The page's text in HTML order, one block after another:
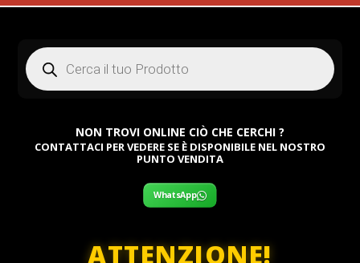
Products
search
NON TROVI ONLINE CIÒ CHE CERCHI ?
CONTATTACI PER VEDERE SE È DISPONIBILE NEL NOSTRO
PUNTO VENDITA
WhatsApp
ATTENZIONE!